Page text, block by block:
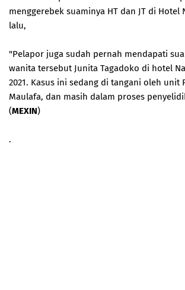
menggerebek suaminya HT dan JT di Hotel
lalu,
"Pelapor juga sudah pernah mendapati
wanita tersebut Junita Tagadoko di hotel
2021. Kasus ini sedang di tangani oleh unit
Maulafa, dan masih dalam proses
(MEXIN)
.